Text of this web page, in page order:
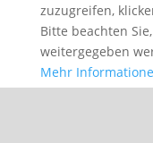
zuzugreifen,
Bitte beachten
weitergegeben
Mehr
Inhalt entsperren